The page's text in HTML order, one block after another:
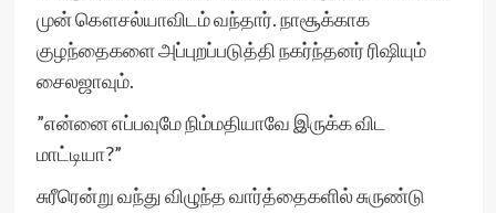
முன் கௌசல்யாவிடம் வந்தார். நாசூக்காக
குழந்தைகளை அப்புறப்படுத்தி நகர்ந்தனர் ரிஷியும்
சைலஜாவும்.
”என்னை எப்பவுமே நிம்மதியாவே இருக்க விட
மாட்டியா?”
சுரீரென்று வந்து விழுந்த வார்த்தைகளில் சுருண்டு